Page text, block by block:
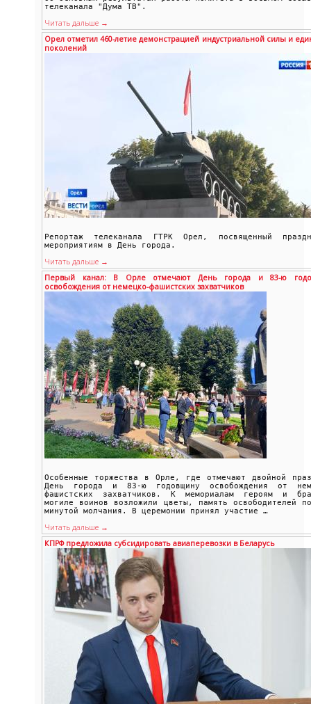
телеканала "Дума ТВ".
Читать дальше →
Орел отметил 460-летие демонстрацией индустриальной силы и
поколений
Репортаж телеканала ГТРК Орел, посвященный
мероприятиям в День города.
Читать дальше →
Первый канал: В Орле отмечают День города и 83-ю
освобождения от немецко-фашистских захватчиков
Особенные торжества в Орле, где отмечают двойной
День города и 83-ю годовщину освобождения от
фашистских захватчиков. К мемориалам героям и
могиле воинов возложили цветы, память освободителей
минутой молчания. В церемонии принял участие …
Читать дальше →
КПРФ предложила субсидировать авиаперевозки в Беларусь